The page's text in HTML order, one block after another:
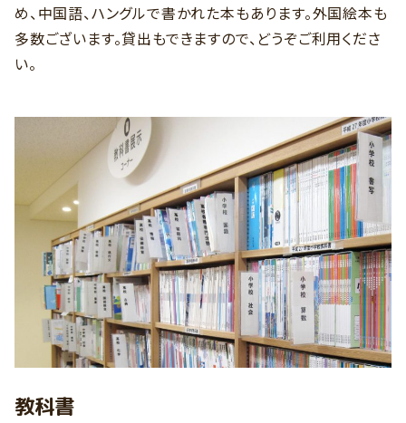
め、中国語、ハングルで書かれた本もあります。外国絵本も
多数ございます。貸出もできますので、どうぞご利用くださ
い。
教科書